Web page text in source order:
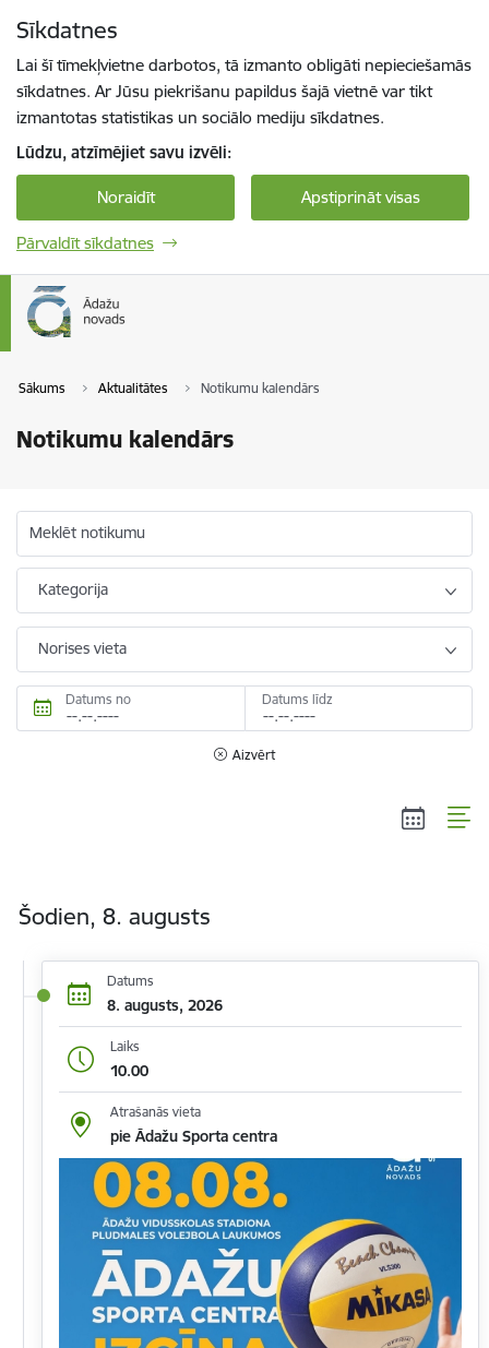
Sīkdatnes
Lai šī tīmekļvietne darbotos, tā izmanto obligāti nepieciešamās
sīkdatnes. Ar Jūsu piekrišanu papildus šajā vietnē var tikt
izmantotas statistikas un sociālo mediju sīkdatnes.
Lūdzu, atzīmējiet savu izvēli:
Noraidīt Apstiprināt visas
Pārvaldīt sīkdatnes
Sākums Aktualitātes Notikumu kalendārs
Notikumu kalendārs
Meklēt notikumu
Kategorija
Norises vieta
Datums no Datums līdz
Aizvērt
Šodien, 8. augusts
Datums
8. augusts, 2026
Laiks
10.00
Atrašanās vieta
pie Ādažu Sporta centra